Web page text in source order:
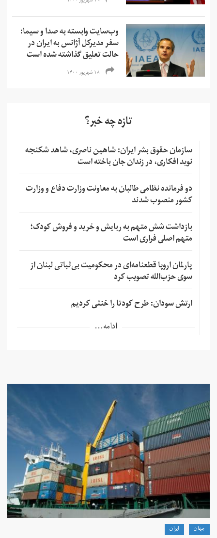
وب‌سایت وابسته به صدا و سیما:
سفر مدیرکل آژانس به ایران در
حالت تعلیق گذاشته شده است
۱۸ شهریور ۱۴۰۰
تازه چه خبر؟
سازمان حقوق بشر ایران: شاهین ناصری، شاهد شکنجه
نوید افکاری، در زندان جان باخته است
دو فرمانده نظامی طالبان به معاونت وزارت دفاع و وزارت
کشور منصوب شدند
بازداشت شش متهم به ربایش و خرید و فروش کودک؛
متهم اصلی فراری است
پارلمان اروپا قطعنامه‌ای در محکومیت بی‌ثباتی لبنان از
سوی حزب‌الله تصویب کرد
ارتش سودان: طرح کودتا را خنثی کردیم
ادامه...
جهان ايران